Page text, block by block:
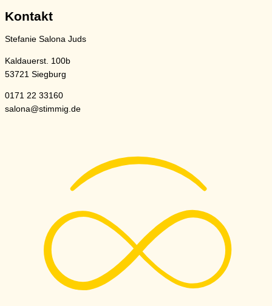
Kontakt
Stefanie Salona Juds
Kaldauerst. 100b
53721 Siegburg
0171 22 33160
salona@stimmig.de